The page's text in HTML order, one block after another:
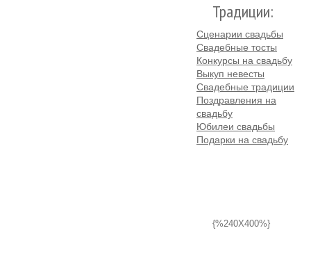
Традиции:
Сценарии свадьбы
Свадебные тосты
Конкурсы на свадьбу
Выкуп невесты
Свадебные традиции
Поздравления на
свадьбу
Юбилеи свадьбы
Подарки на свадьбу
{%240X400%}